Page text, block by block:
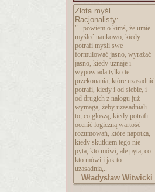
Złota myśl
Racjonalisty:
"...powiem o kimś, że umie
myśleć naukowo, kiedy
potrafi myśli swe
formułować jasno, wyrażać
jasno, kiedy uznaje i
wypowiada tylko te
przekonania, które uzasadnić
potrafi, kiedy i od siebie, i
od drugich z nałogu już
wymaga, żeby uzasadniali
to, co głoszą, kiedy potrafi
ocenić logiczną wartość
rozumowań, które napotka,
kiedy skutkiem tego nie
pyta, kto mówi, ale pyta, co
kto mówi i jak to
uzasadnia,..
Władysław Witwicki